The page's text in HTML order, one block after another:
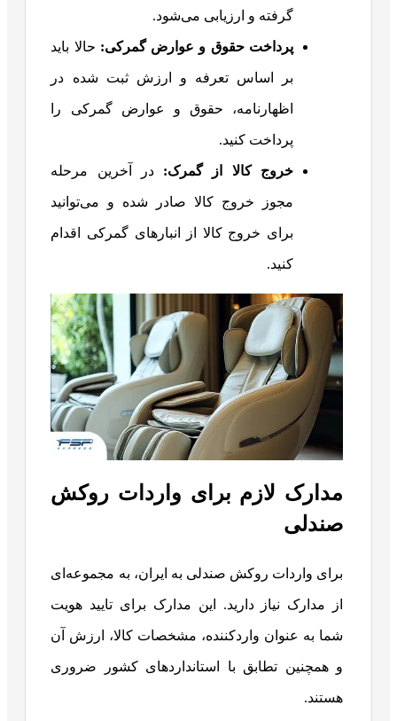
گرفته و ارزیابی می‌شود.
پرداخت حقوق و عوارض گمرکی: حالا باید
بر اساس تعرفه و ارزش ثبت شده در
اظهارنامه، حقوق و عوارض گمرکی را
پرداخت کنید.
خروج کالا از گمرک: در آخرین مرحله
مجوز خروج کالا صادر شده و می‌توانید
برای خروج کالا از انبارهای گمرکی اقدام
کنید.
مدارک لازم برای واردات روکش
صندلی
برای واردات روکش صندلی به ایران، به مجموعه‌ای
از مدارک نیاز دارید. این مدارک برای تایید هویت
شما به عنوان واردکننده، مشخصات کالا، ارزش آن
و همچنین تطابق با استانداردهای کشور ضروری
هستند.